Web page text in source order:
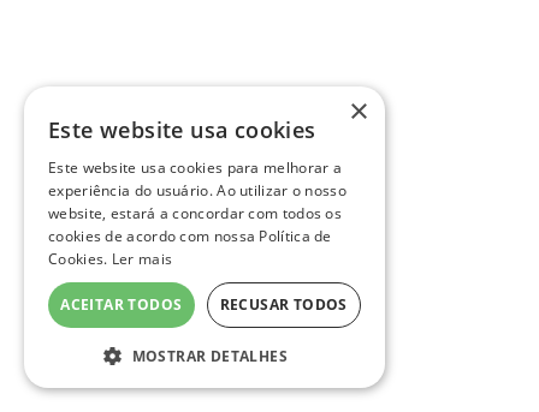
×
Este website usa cookies
Este website usa cookies para melhorar a
experiência do usuário. Ao utilizar o nosso
website, estará a concordar com todos os
cookies de acordo com nossa Política de
Cookies. Ler mais
ACEITAR TODOS RECUSAR TODOS
MOSTRAR DETALHES